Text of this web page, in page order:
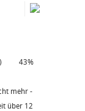
43%
mehr -
über 12